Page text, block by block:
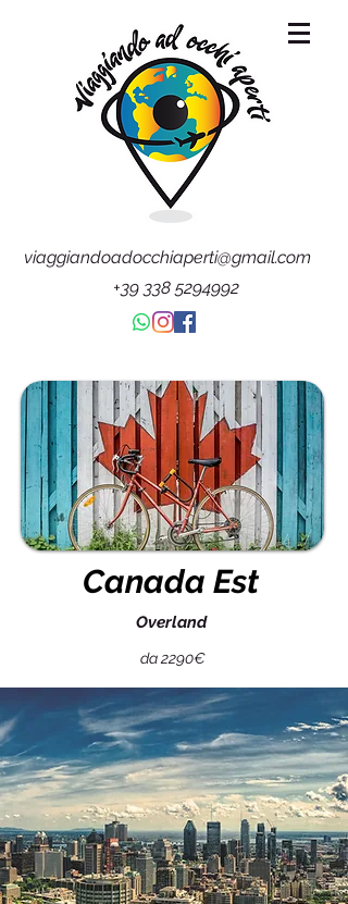
viaggiandoadocchiaperti@gmail.com
+39 338 5294992
Canada Est
Overland
da 2290€